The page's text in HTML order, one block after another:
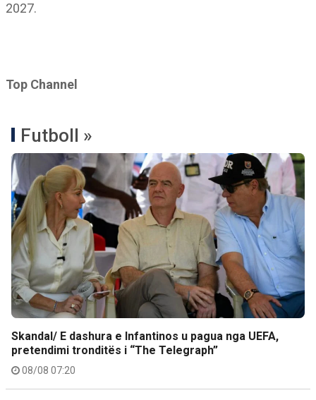
2027.
Top Channel
Futboll »
Skandal/ E dashura e Infantinos u pagua nga UEFA,
pretendimi tronditës i “The Telegraph”
08/08 07:20